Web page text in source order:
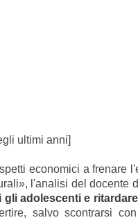
ultimi anni]
economici a frenare
l'analisi del docente
gli adolescenti e
salvo scontrarsi